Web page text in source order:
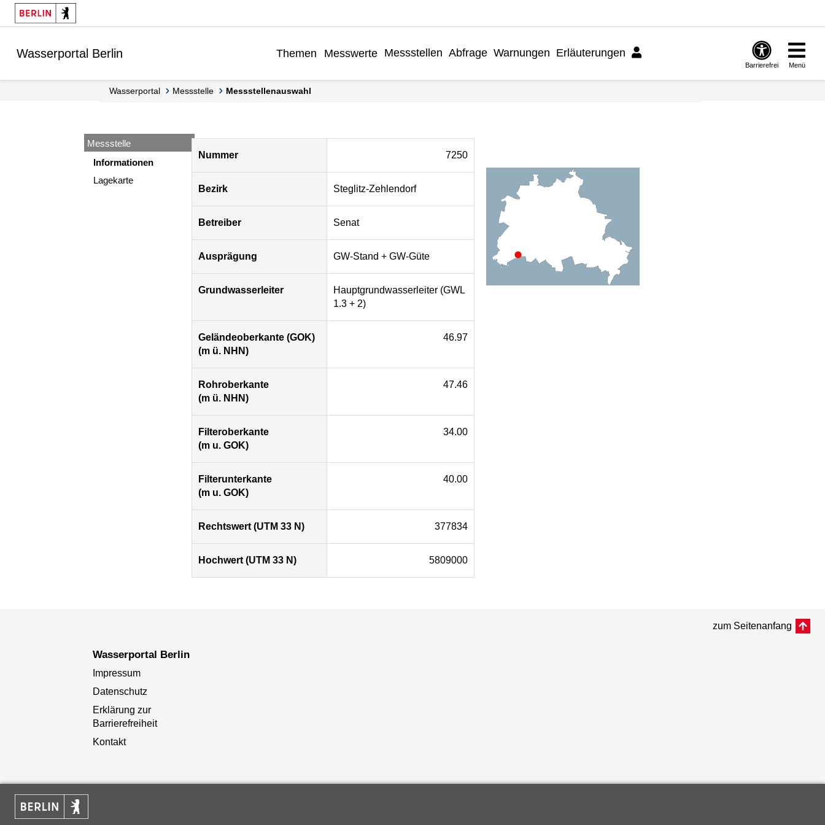
Springe zur Navigation
Springe zum Inhalt
Wasserportal Berlin Themen Messwerte Messstellen Abfrage Warnungen Erläuterungen
Barrierefrei Menü
Wasserportal Messstelle Messstellenauswahl
Messstelle
Informationen
Lagekarte
Berlin
Nummer 7250
Bezirk Steglitz-Zehlendorf
Betreiber Senat
Ausprägung GW-Stand + GW-Güte
Grundwasserleiter
Hauptgrundwasserleiter (GWL
1.3 + 2)
Geländeoberkante (GOK)
(m ü. NHN)
46.97
Rohroberkante
(m ü. NHN)
47.46
Filteroberkante
(m u. GOK)
34.00
Filterunterkante
(m u. GOK)
40.00
Rechtswert (UTM 33 N) 377834
Hochwert (UTM 33 N) 5809000
zum Seitenanfang
Wasserportal Berlin
Impressum
Datenschutz
Erklärung zur
Barrierefreiheit
Kontakt